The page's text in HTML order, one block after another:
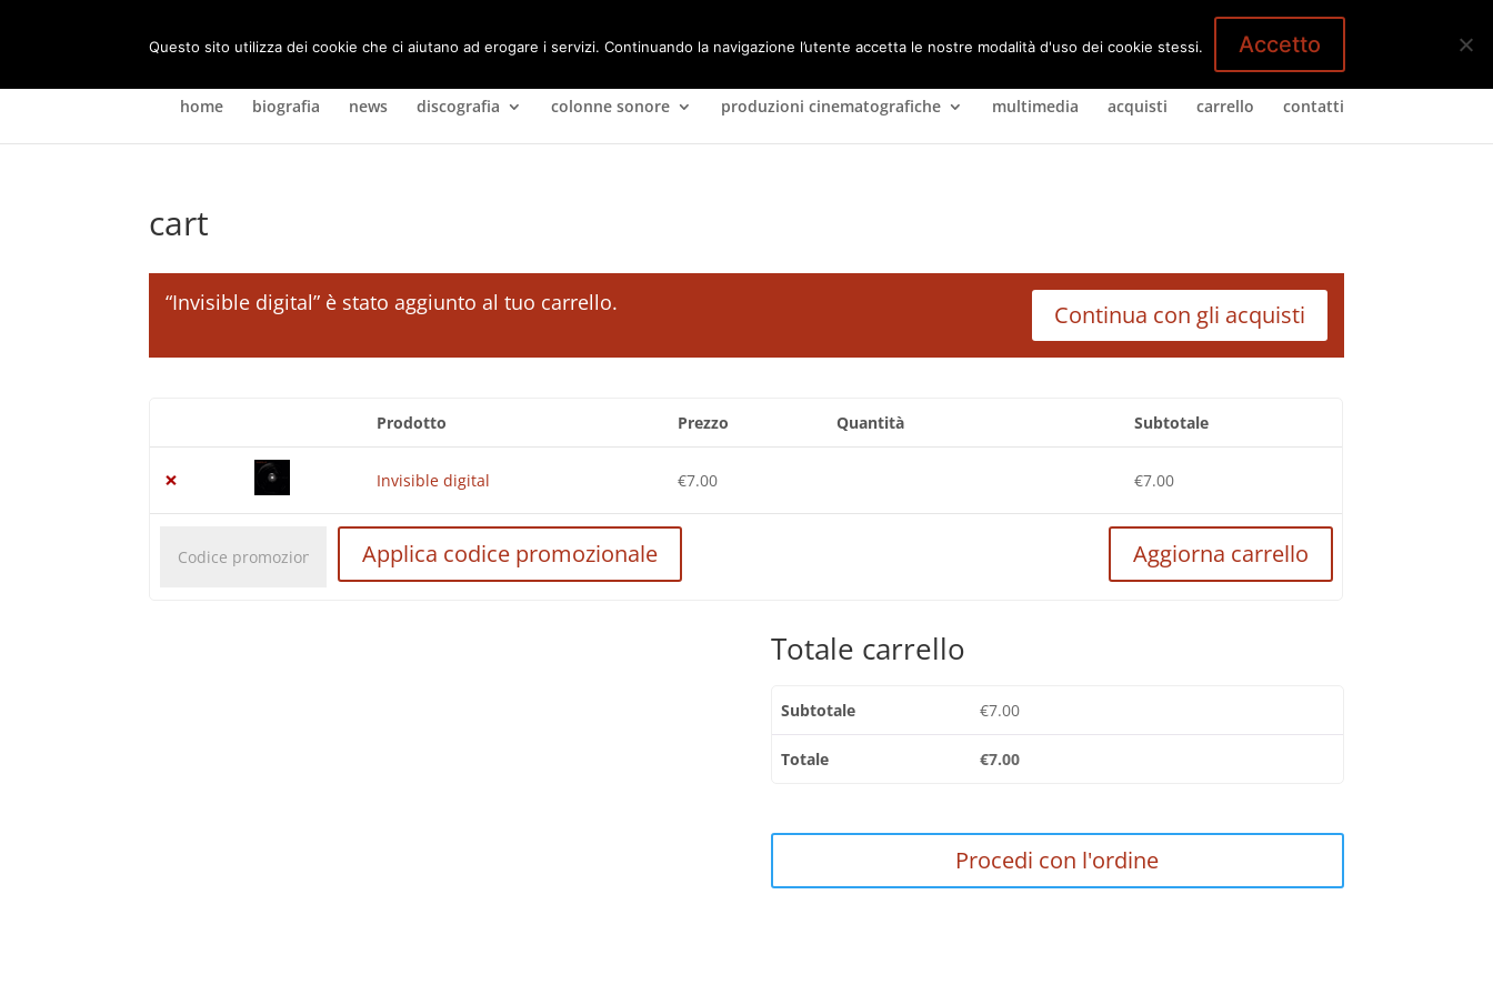
1 Elemento
home biografia news discografia colonne sonore produzioni cinematografiche multimedia acquisti carrello contatti
cart
“Invisible digital” è stato aggiunto al tuo carrello. Continua con gli acquisti
immagine
Prodotto Prezzo Quantità Subtotale
× Invisible digital €7.00
digital
€7.00
Codice
promozionale:
Applica codice promozionale Aggiorna carrello
Totale carrello
Subtotale €7.00
Totale €7.00
Procedi con l'ordine
Questo sito utilizza dei cookie che ci aiutano ad erogare i servizi. Continuando la navigazione l’utente accetta le nostre modalità d'uso dei cookie stessi. Accetto